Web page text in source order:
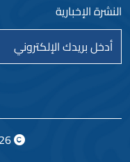
النشرة الإخبارية